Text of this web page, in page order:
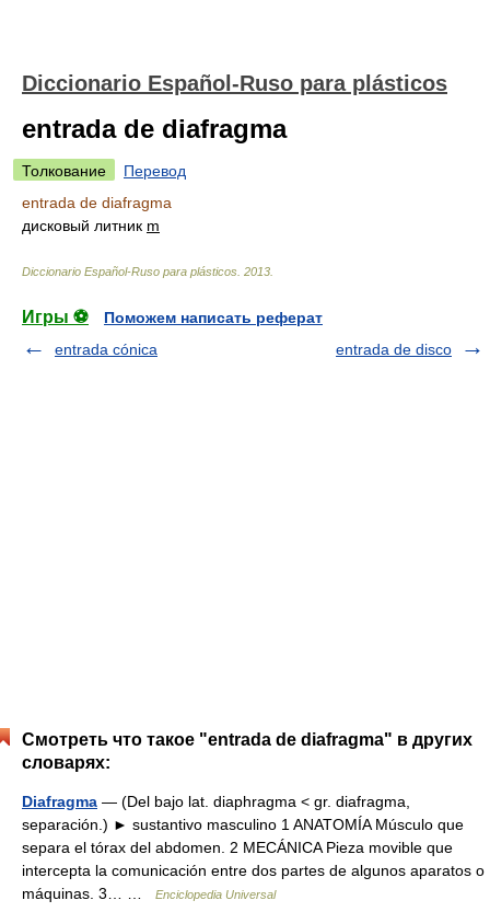
Diccionario Español-Ruso para plásticos
entrada de diafragma
Толкование
Перевод
entrada de diafragma
дисковый литник m
Diccionario Español-Ruso para plásticos 2013
Игры ⚽
Поможем написать реферат
entrada cónica
entrada de disco
Смотреть что такое "entrada de diafragma" в других
словарях:
Diafragma — (Del bajo lat. diaphragma < gr. diafragma,
separación.) ► sustantivo masculino 1 ANATOMÍA Músculo que
separa el tórax del abdomen. 2 MECÁNICA Pieza movible que
intercepta la comunicación entre dos partes de algunos aparatos o
máquinas. 3… …
Enciclopedia Universal